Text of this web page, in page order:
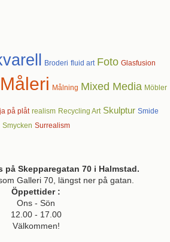
Broderi fluid art Foto Glasfusion
Måleri Målning Mixed Media Möbler
på plåt realism Recycling Art Skulptur Smide
Smycken Surrealism
på Skepparegatan 70 i Halmstad.
Galleri 70, längst ner på gatan.
Öppettider :
Ons - Sön
12.00 - 17.00
Välkommen!